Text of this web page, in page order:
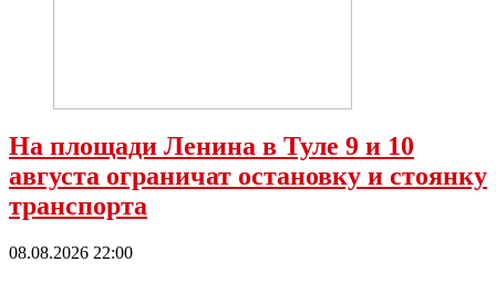
На площади Ленина в Туле 9 и 10
августа ограничат остановку и стоянку
транспорта
08.08.2026 22:00